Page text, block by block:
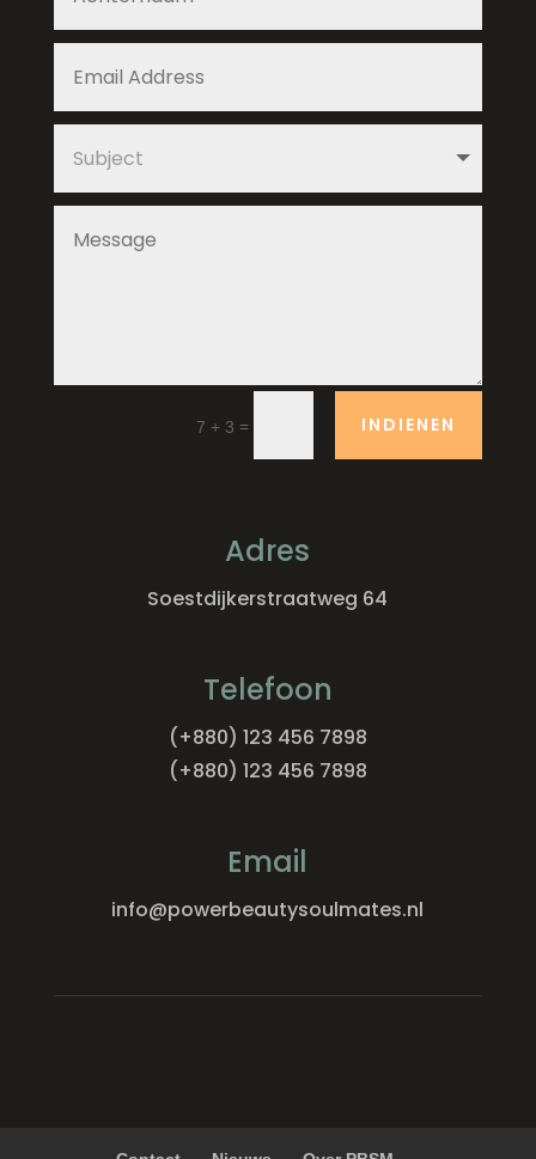
7 + 3 = INDIENEN
Adres
Soestdijkerstraatweg 64
Telefoon
(+880) 123 456 7898
(+880) 123 456 7898
Email
info@powerbeautysoulmates.nl